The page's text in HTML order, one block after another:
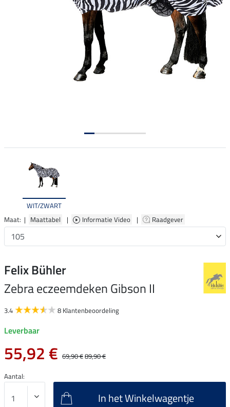
WIT/ZWART
Maat: | Maattabel | Informatie Video | Raadgever
Felix Bühler
Zebra eczeemdeken Gibson II
3.4 8 Klantenbeoordeling
Leverbaar
55,92 € 69,90 €89,90 €
Aantal:
In het Winkelwagentje